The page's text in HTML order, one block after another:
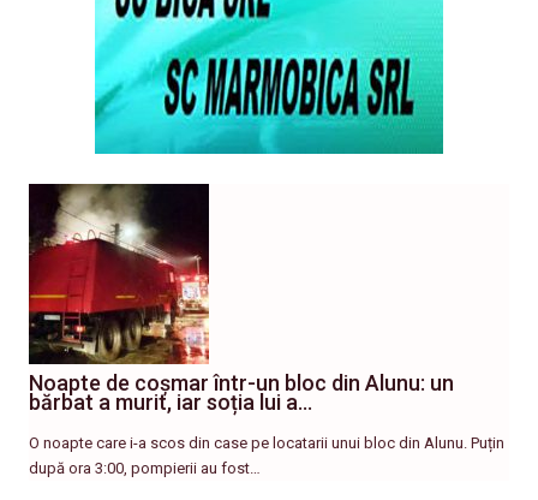
Noapte de coșmar într-un bloc din Alunu: un
bărbat a murit, iar soția lui a…
O noapte care i-a scos din case pe locatarii unui bloc din Alunu. Puțin
după ora 3:00, pompierii au fost…